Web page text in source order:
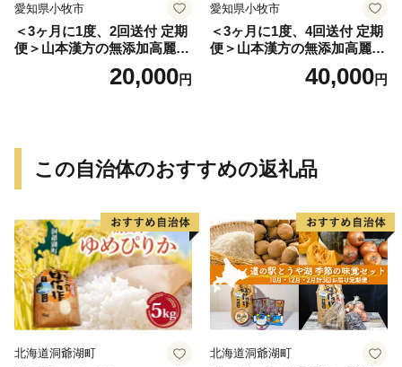
愛知県小牧市
＜3ヶ月に1度、2回送付 定期
便＞山本漢方の無添加高麗人
20,000円
愛知県小牧市
＜3ヶ月に1度、4回送付 定期
便＞山本漢方の無添加高麗人
40,000円
この自治体のおすすめの返礼品
北海道洞爺湖町 北海道洞爺湖町